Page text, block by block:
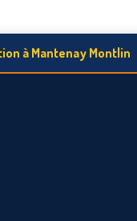
à Mantenay Montlin